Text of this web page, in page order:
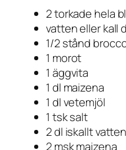
2 torkade hela
vatten eller kall
1/2 stånd
1 morot
1 äggvita
1 dl maizena
1 dl vetemjöl
1 tsk salt
2 dl iskallt vatten
2 msk maizena